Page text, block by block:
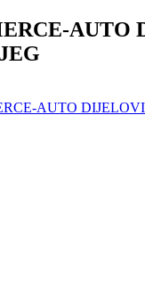
AUTO
AUTO